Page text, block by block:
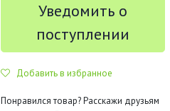
Уведомить о
поступлении
Добавить в избранное
Понравился товар? Расскажи друзьям